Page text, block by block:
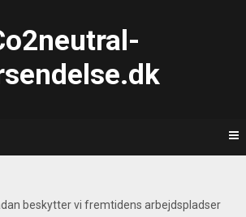
beskytter vi fremtidens arbejdspladser